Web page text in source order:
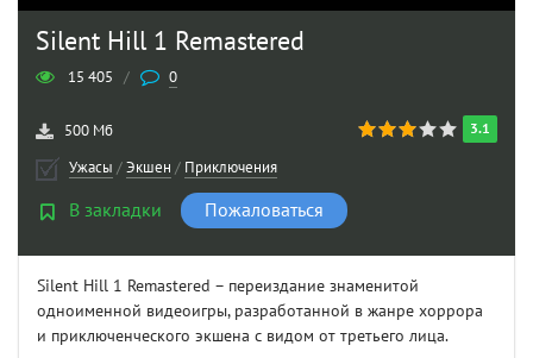
Silent Hill 1 Remastered
15 405 / 0
3.1
500 Мб
Ужасы /Экшен / Приключения
В закладки Пожаловаться
Silent Hill 1 Remastered – переиздание знаменитой
одноименной видеоигры, разработанной в жанре хоррора
и приключенческого экшена с видом от третьего лица.